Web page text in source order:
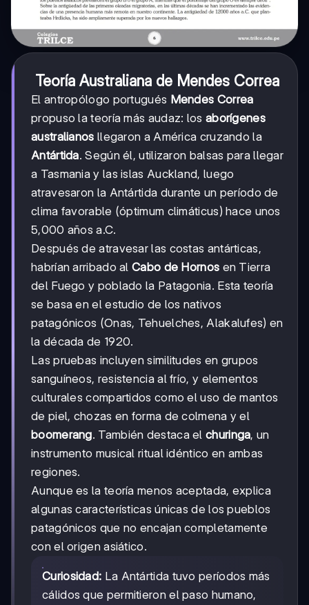
Teoría Australiana de Mendes Correa
El antropólogo portugués Mendes Correa
propuso la teoría más audaz: los aborígenes
australianos llegaron a América cruzando la
Antártida. Según él, utilizaron balsas para llegar
a Tasmania y las islas Auckland, luego
atravesaron la Antártida durante un período de
clima favorable (óptimum climáticus) hace unos
5,000 años a.C.
Después de atravesar las costas antárticas,
habrían arribado alCabo de Hornos en Tierra
del Fuego y poblado la Patagonia. Esta teoría
se basa en el estudio de los nativos
patagónicos (Onas, Tehuelches, Alakalufes) en
la década de 1920.
Las pruebas incluyen similitudes en grupos
sanguíneos, resistencia al frío, y elementos
culturales compartidos como el uso de mantos
de piel, chozas en forma de colmena y el
boomerang. También destaca elchuringa, un
instrumento musical ritual idéntico en ambas
regiones.
Aunque es la teoría menos aceptada, explica
algunas características únicas de los pueblos
patagónicos que no encajan completamente
con el origen asiático.
Curiosidad: La Antártida tuvo períodos más
cálidos que permitieron el paso humano,